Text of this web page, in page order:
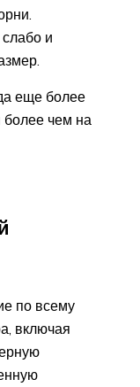
и
еще более
более чем на
по всему
включая